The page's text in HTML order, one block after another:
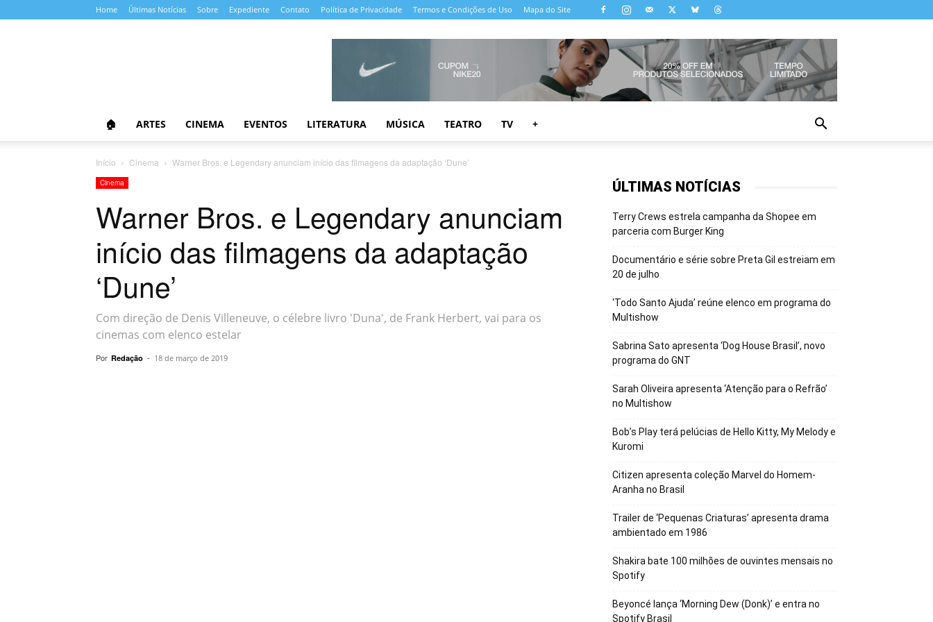
Home Últimas Notícias Sobre Expediente Contato Política de Privacidade Termos e Condições de Uso Mapa do Site
🏠 ARTES CINEMA EVENTOS LITERATURA MÚSICA TEATRO TV +
Início Cinema Warner Bros. e Legendary anunciam início das filmagens da adaptação ‘Dune’
Cinema
Warner Bros. e Legendary anunciam
início das filmagens da adaptação
‘Dune’
Com direção de Denis Villeneuve, o célebre livro 'Duna', de Frank Herbert, vai para os
cinemas com elenco estelar
Por Redação - 18 de março de 2019
ÚLTIMAS NOTÍCIAS
Terry Crews estrela campanha da Shopee em
parceria com Burger King
Documentário e série sobre Preta Gil estreiam em
20 de julho
‘Todo Santo Ajuda’ reúne elenco em programa do
Multishow
Sabrina Sato apresenta ‘Dog House Brasil’, novo
programa do GNT
Sarah Oliveira apresenta ‘Atenção para o Refrão’
no Multishow
Bob’s Play terá pelúcias de Hello Kitty, My Melody e
Kuromi
Citizen apresenta coleção Marvel do Homem-
Aranha no Brasil
Trailer de ‘Pequenas Criaturas’ apresenta drama
ambientado em 1986
Shakira bate 100 milhões de ouvintes mensais no
Spotify
Beyoncé lança ‘Morning Dew (Donk)’ e entra no
Spotify Brasil